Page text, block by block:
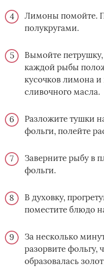
Лимоны помойте.
полукругами.
Вымойте
каждой рыбы
кусочков лимона
сливочного масла.
Разложите тушки
фольги, полейте
Заверните рыбу в
фольги.
В духовку,
поместите блюдо
За несколько
разорвите фольгу,
образовалась